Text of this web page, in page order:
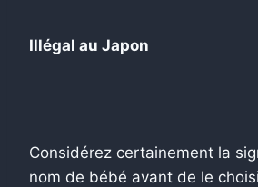
Illégal au Japon
Considérez certainement la
nom de bébé avant de le